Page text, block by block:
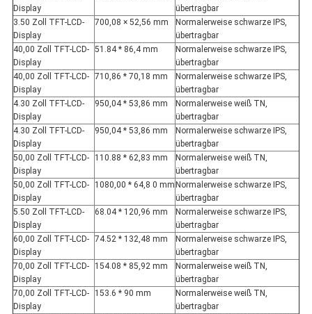
Display
übertragbar
3.50 Zoll TFT-LCD-
Display
700,08 × 52,56 mm
Normalerweise schwarze IPS,
übertragbar
40,00 Zoll TFT-LCD-
Display
51.84 * 86,4 mm
Normalerweise schwarze IPS,
übertragbar
40,00 Zoll TFT-LCD-
Display
710,86 * 70,18 mm
Normalerweise schwarze IPS,
übertragbar
4.30 Zoll TFT-LCD-
Display
950,04 * 53,86 mm
Normalerweise weiß TN,
übertragbar
4.30 Zoll TFT-LCD-
Display
950,04 * 53,86 mm
Normalerweise schwarze IPS,
übertragbar
50,00 Zoll TFT-LCD-
Display
110.88 * 62,83 mm
Normalerweise weiß TN,
übertragbar
50,00 Zoll TFT-LCD-
Display
1080,00 * 64,8 0 mmNormalerweise schwarze IPS,
übertragbar
5.50 Zoll TFT-LCD-
Display
68.04 * 120,96 mm
Normalerweise schwarze IPS,
übertragbar
60,00 Zoll TFT-LCD-
Display
74.52 * 132,48 mm
Normalerweise schwarze IPS,
übertragbar
70,00 Zoll TFT-LCD-
Display
154.08 * 85,92 mm
Normalerweise weiß TN,
übertragbar
70,00 Zoll TFT-LCD-
Display
153.6 * 90 mm
Normalerweise weiß TN,
übertragbar